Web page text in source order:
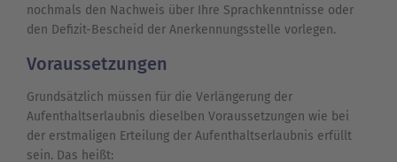
nochmals den Nachweis über Ihre Sprachkenntnisse oder
den Defizit-Bescheid der Anerkennungsstelle vorlegen.
Voraussetzungen
Grundsätzlich müssen für die Verlängerung der
Aufenthaltserlaubnis dieselben Voraussetzungen wie bei
der erstmaligen Erteilung der Aufenthaltserlaubnis erfüllt
sein. Das heißt: